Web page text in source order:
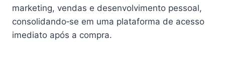
marketing, vendas e desenvolvimento pessoal,
consolidando‑se em uma plataforma de acesso
imediato após a compra.